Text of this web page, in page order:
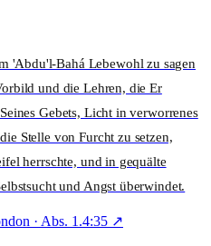
'Abdu'l-Bahá Lebewohl zu sagen
und die Lehren, die Er
Gebets, Licht in verworrenes
Stelle von Furcht zu setzen,
herrschte, und in gequälte
und Angst überwindet.
· Abs. 1.4:35 ↗